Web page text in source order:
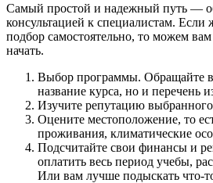
Самый простой и надежный путь —
консультацией к специалистам. Если
подбор самостоятельно, то можем
начать.
Выбор программы. Обращайте
название курса, но и перечень
Изучите репутацию
Оцените местоположение, то
проживания, климатические
Подсчитайте свои финансы и
оплатить весь период учебы,
Или вам лучше подыскать что-